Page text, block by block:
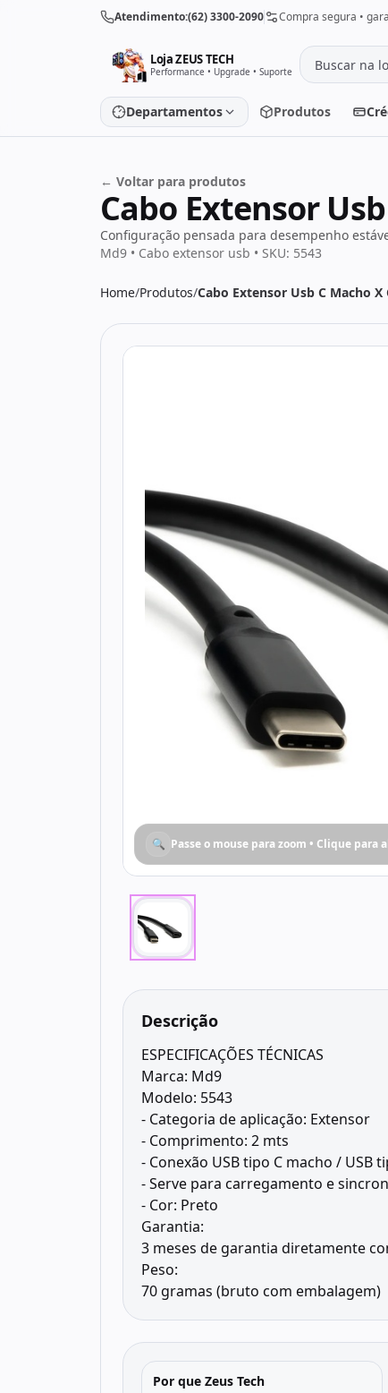
Pular para o conteúdoAtendimento:(62) 3300-2090 Compra segura •
Loja ZEUS TECH
Performance • Upgrade • Suporte
Departamentos
Placa de vídeo
Placa-mãe Memória
Produtos
← Voltar para produtos
Cabo Extensor
Configuração pensada para desempenho
Md9 • Cabo extensor usb • SKU: 5543
Home/Produtos/Cabo Extensor Usb C Macho
🔍 Passe o mouse para zoom • Clique para
Descrição
ESPECIFICAÇÕES TÉCNICAS
Marca: Md9
Modelo: 5543
- Categoria de aplicação: Extensor
- Comprimento: 2 mts
- Conexão USB tipo C macho / USB
- Serve para carregamento e
- Cor: Preto
Garantia:
3 meses de garantia diretamente
Peso:
70 gramas (bruto com embalagem)
Por que Zeus Tech